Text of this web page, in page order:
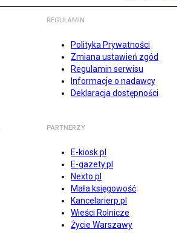
REGULAMIN
Polityka Prywatności
Zmiana ustawień zgód
Regulamin serwisu
Informacje o nadawcy
Deklaracja dostępności
PARTNERZY
E-kiosk.pl
E-gazety.pl
Nexto.pl
Mała księgowość
Kancelarierp.pl
Wieści Rolnicze
Życie Warszawy